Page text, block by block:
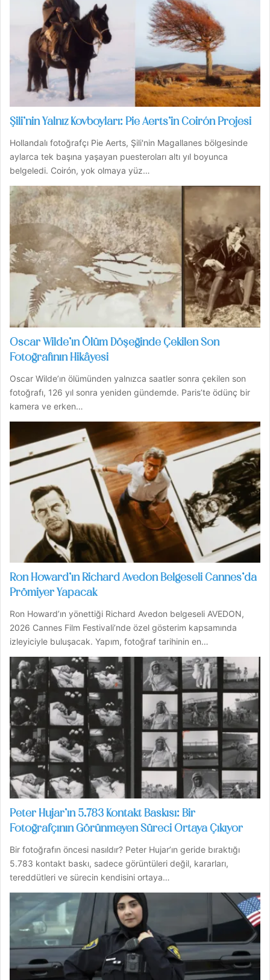
Şili’nin Yalnız Kovboyları: Pie Aerts’in Coirón Projesi
Hollandalı fotoğrafçı Pie Aerts, Şili'nin Magallanes bölgesinde
aylarca tek başına yaşayan puesteroları altı yıl boyunca
belgeledi. Coirón, yok olmaya yüz…
Oscar Wilde’ın Ölüm Döşeğinde Çekilen Son
Fotoğrafının Hikâyesi
Oscar Wilde’ın ölümünden yalnızca saatler sonra çekilen son
fotoğrafı, 126 yıl sonra yeniden gündemde. Paris’te ödünç bir
kamera ve erken…
Ron Howard’ın Richard Avedon Belgeseli Cannes’da
Prömiyer Yapacak
Ron Howard’ın yönettiği Richard Avedon belgeseli AVEDON,
2026 Cannes Film Festivali’nde özel gösterim kapsamında
izleyiciyle buluşacak. Yapım, fotoğraf tarihinin en…
Peter Hujar’ın 5.783 Kontakt Baskısı: Bir
Fotoğrafçının Görünmeyen Süreci Ortaya Çıkıyor
Bir fotoğrafın öncesi nasıldır? Peter Hujar’ın geride bıraktığı
5.783 kontakt baskı, sadece görüntüleri değil, kararları,
tereddütleri ve sürecin kendisini ortaya…